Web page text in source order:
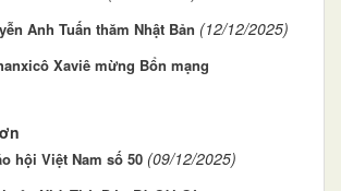
Anh Tuấn thăm Nhật Bản (12/12/2025)
Xaviê mừng Bổn mạng
hội Việt Nam số 50 (09/12/2025)